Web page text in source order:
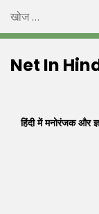
निम्न
को
खोजें:
toNet In
हिंदी में मनोरंजक और